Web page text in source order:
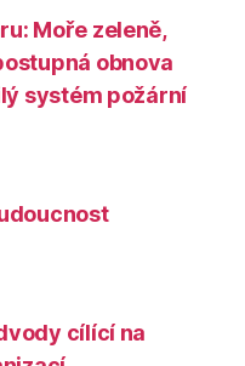
Moře zeleně,
obnova
systém požární
cílící na